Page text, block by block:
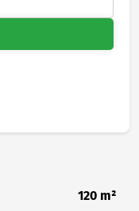
120 m²